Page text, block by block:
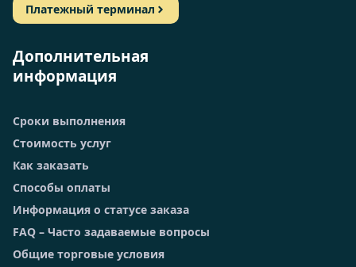
Платежный терминал
Дополнительная
информация
Сроки выполнения
Стоимость услуг
Как заказать
Способы оплаты
Информация о статусе заказа
FAQ – Часто задаваемые вопросы
Общие торговые условия